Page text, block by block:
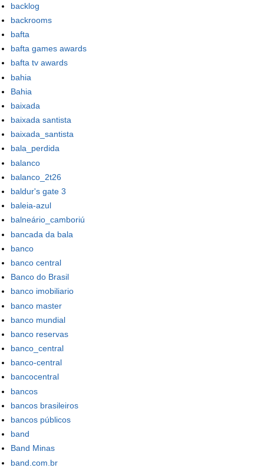
backlog
backrooms
bafta
bafta games awards
bafta tv awards
bahia
Bahia
baixada
baixada santista
baixada_santista
bala_perdida
balanco
balanco_2t26
baldur's gate 3
baleia-azul
balneário_camboriú
bancada da bala
banco
banco central
Banco do Brasil
banco imobiliario
banco master
banco mundial
banco reservas
banco_central
banco-central
bancocentral
bancos
bancos brasileiros
bancos públicos
band
Band Minas
band.com.br